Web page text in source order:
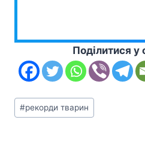
Поділитися у
Позначки
запису:
#рекорди тварин